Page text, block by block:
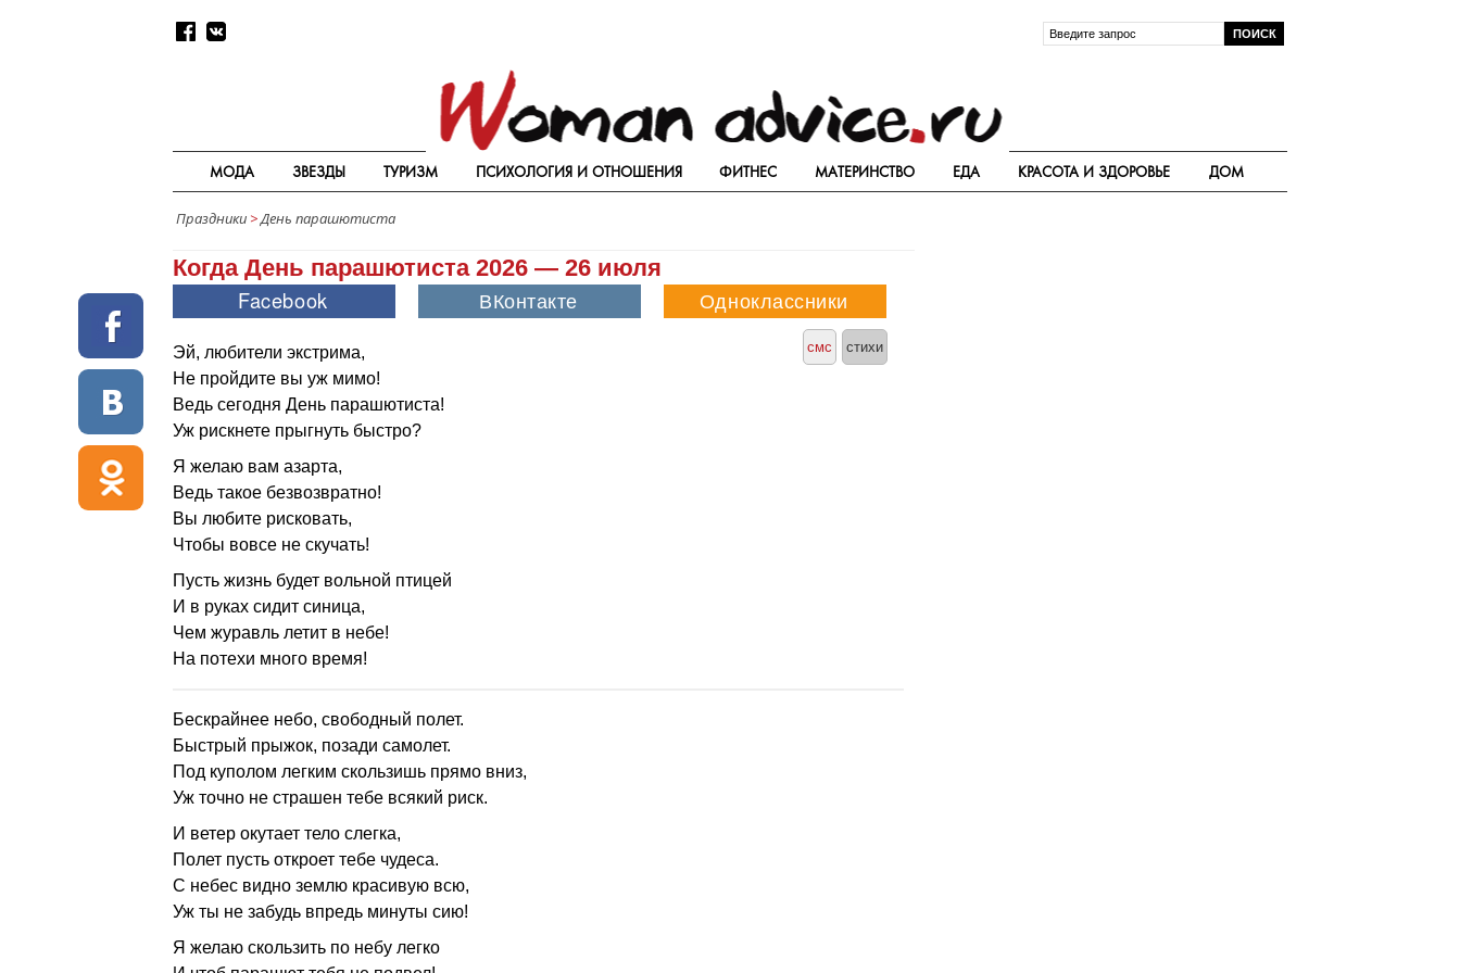
МОДА ЗВЕЗДЫ ТУРИЗМ ПСИХОЛОГИЯ И ОТНОШЕНИЯ ФИТНЕС МАТЕРИНСТВО ЕДА КРАСОТА И ЗДОРОВЬЕ ДОМ
Праздники >День парашютиста
Когда День парашютиста 2026 — 26 июля
смс стихи
Эй, любители экстрима,
Не пройдите вы уж мимо!
Ведь сегодня День парашютиста!
Уж рискнете прыгнуть быстро?
Я желаю вам азарта,
Ведь такое безвозвратно!
Вы любите рисковать,
Чтобы вовсе не скучать!
Пусть жизнь будет вольной птицей
И в руках сидит синица,
Чем журавль летит в небе!
На потехи много время!
Бескрайнее небо, свободный полет.
Быстрый прыжок, позади самолет.
Под куполом легким скользишь прямо вниз,
Уж точно не страшен тебе всякий риск.
И ветер окутает тело слегка,
Полет пусть откроет тебе чудеса.
С небес видно землю красивую всю,
Уж ты не забудь впредь минуты сию!
Я желаю скользить по небу легко